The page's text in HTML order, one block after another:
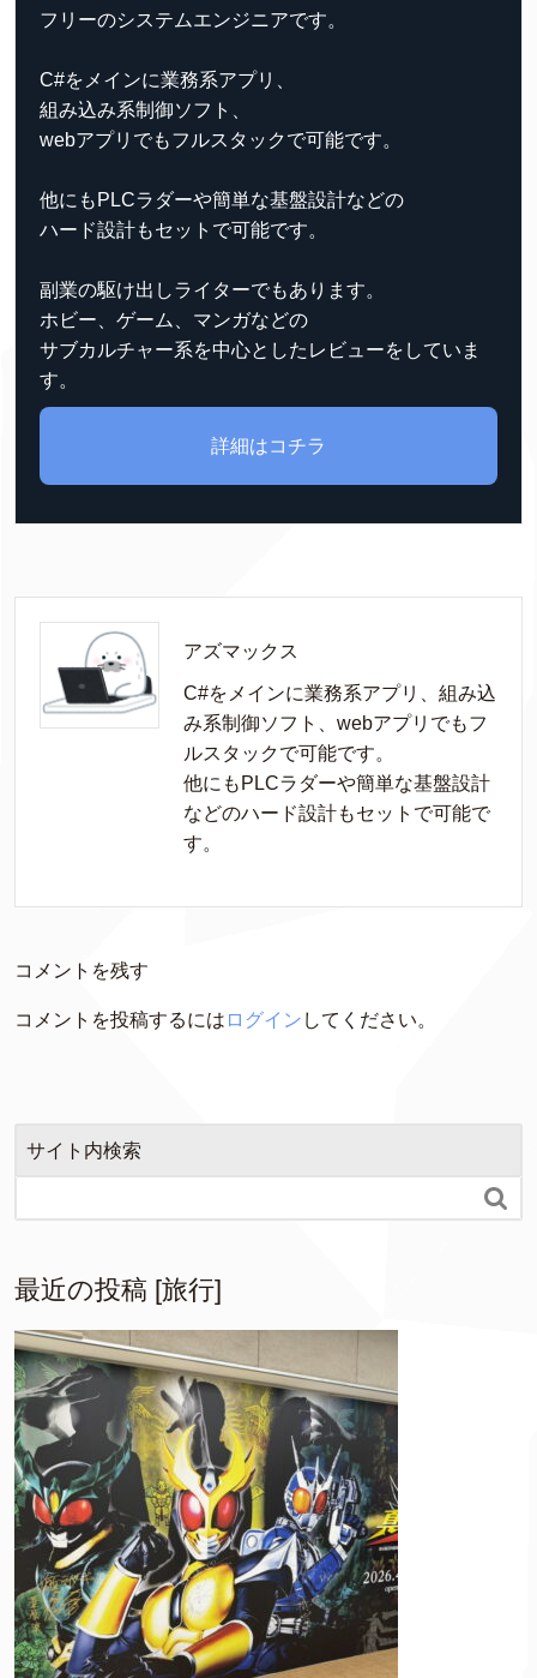
フリーのシステムエンジニアです。
C#をメインに業務系アプリ、
組み込み系制御ソフト、
webアプリでもフルスタックで可能です。
他にもPLCラダーや簡単な基盤設計などの
ハード設計もセットで可能です。
副業の駆け出しライターでもあります。
ホビー、ゲーム、マンガなどの
サブカルチャー系を中心としたレビューをしていま
す。
詳細はコチラ
アズマックス
C#をメインに業務系アプリ、組み込
み系制御ソフト、webアプリでもフ
ルスタックで可能です。
他にもPLCラダーや簡単な基盤設計
などのハード設計もセットで可能で
す。
コメントを残す
コメントを投稿するには ログイン してください。
サイト内検索

最近の投稿 [旅行]